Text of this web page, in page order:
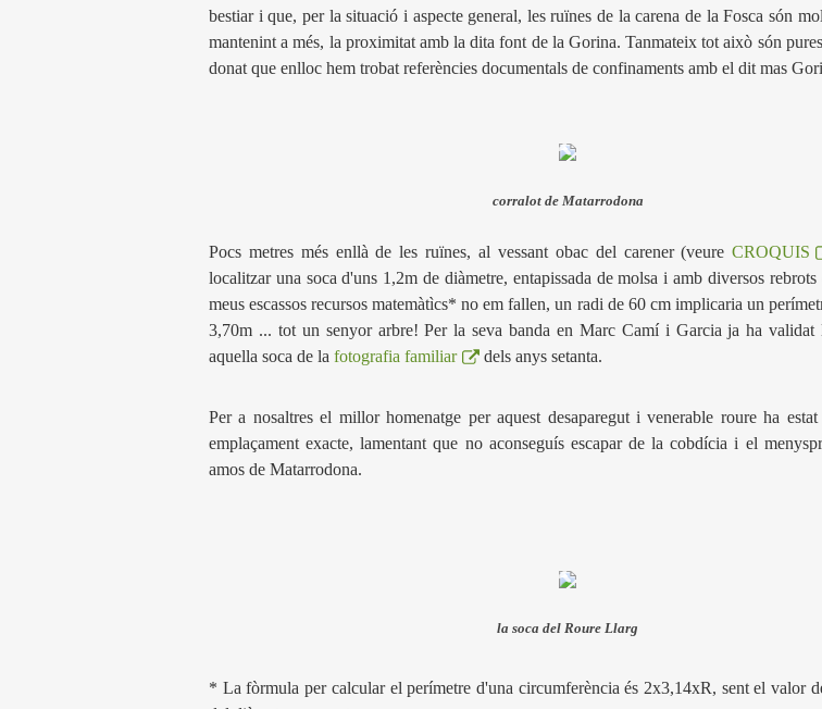
bestiar i que, per la situació i aspecte general, les ruïnes de la carena de la Fosca són
mantenint a més, la proximitat amb la dita font de la Gorina. Tanmateix tot això són
donat que enlloc hem trobat referències documentals de confinaments amb el dit mas
corralot de Matarrodona
Pocs metres més enllà de les ruïnes, al vessant obac del carener (veureCROQUIS
localitzar una soca d'uns 1,2m de diàmetre, entapissada de molsa i amb diversos
meus escassos recursos matemàtìcs* no em fallen, un radi de 60 cm implicaria un
3,70m ... tot un senyor arbre! Per la seva banda en Marc Camí i Garcia ja ha validat
aquella soca de la fotografia familiar dels anys setanta.
Per a nosaltres el millor homenatge per aquest desaparegut i venerable roure ha
emplaçament exacte, lamentant que no aconseguís escapar de la cobdícia i el
amos de Matarrodona.
la soca del Roure Llarg
* La fòrmula per calcular el perímetre d'una circumferència és 2x3,14xR, sent el valor